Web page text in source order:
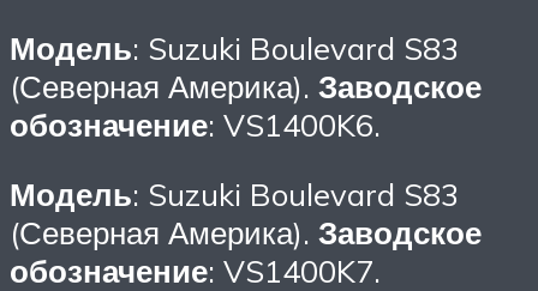
Модель: Suzuki Boulevard S83
(Северная Америка). Заводское
обозначение: VS1400K6.
Модель: Suzuki Boulevard S83
(Северная Америка). Заводское
обозначение: VS1400K7.